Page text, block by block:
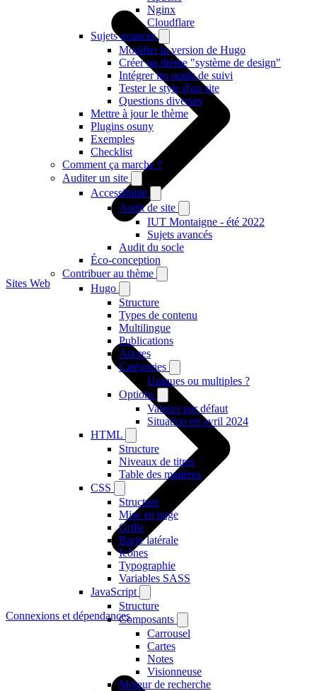
Nginx
Cloudflare
Sujets avancés
Modifier la version de Hugo
Créer un thème "système de design"
Intégrer les outils de suivi
Tester le style d'un site
Questions diverses
Mettre à jour le thème
Plugins osuny
Exemples
Checklist
Comment ça marche ?
Auditer un site
Accessibilité
Audit de site
IUT Montaigne - été 2022
Sujets avancés
Audit du socle
Éco-conception
Contribuer au thème
Hugo
Structure
Types de contenu
Multilingue
Publications
Ancres
Catégories
Uniques ou multiples ?
Options
Valeurs par défaut
Situation en avril 2024
HTML
Structure
Niveaux de titres
Table des matières
CSS
Structure
Mise en page
Grille
Barre latérale
Icônes
Typographie
Variables SASS
JavaScript
Structure
Composants
Carrousel
Cartes
Notes
Visionneuse
Moteur de recherche
Sites Web
Connexions et dépendances